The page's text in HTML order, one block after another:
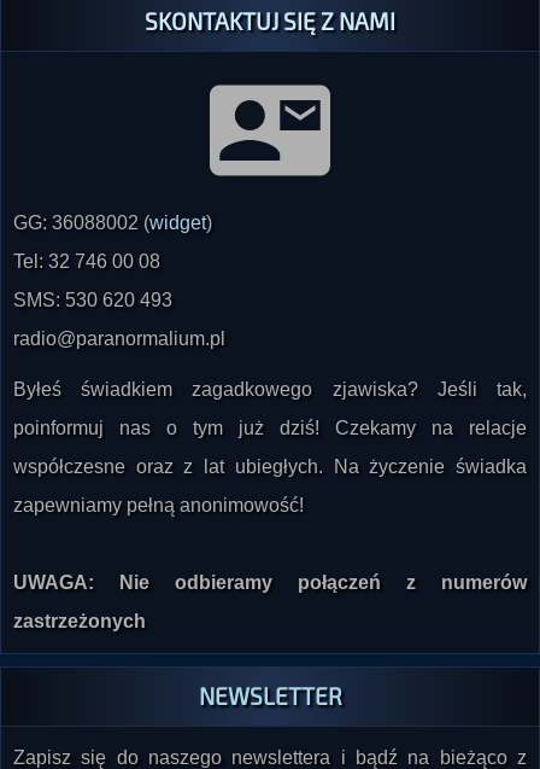
SKONTAKTUJ SIĘ Z NAMI
GG: 36088002 (widget)
Tel: 32 746 00 08
SMS: 530 620 493
radio@paranormalium.pl
Byłeś świadkiem zagadkowego zjawiska? Jeśli tak,
poinformuj nas o tym już dziś! Czekamy na relacje
współczesne oraz z lat ubiegłych. Na życzenie świadka
zapewniamy pełną anonimowość!
UWAGA: Nie odbieramy połączeń z numerów
zastrzeżonych
NEWSLETTER
Zapisz się do naszego newslettera i bądź na bieżąco z